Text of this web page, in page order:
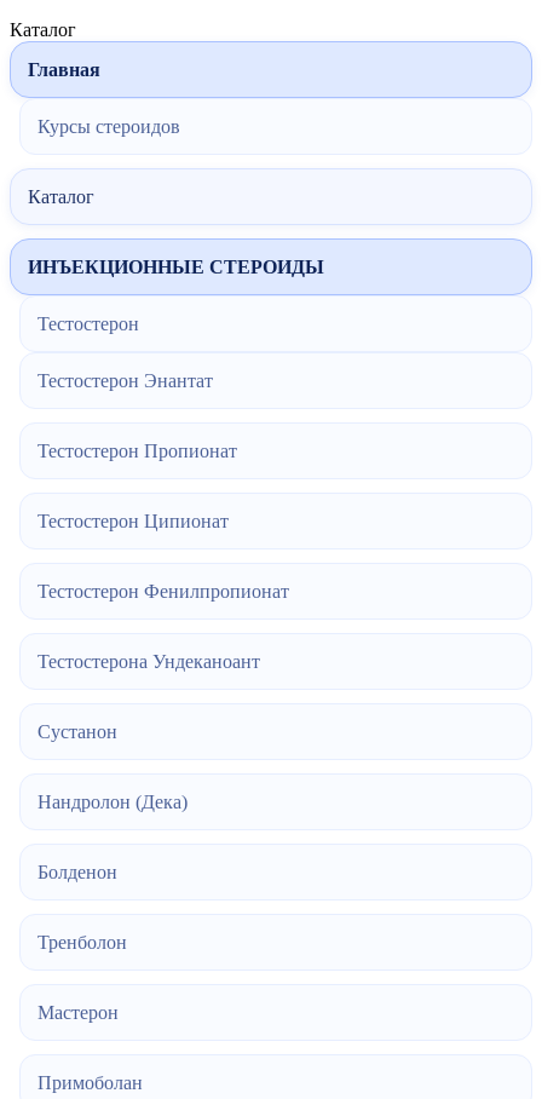
Каталог
Главная
Курсы стероидов
Каталог
ИНЪЕКЦИОННЫЕ СТЕРОИДЫ
Тестостерон
Тестостерон Энантат
Тестостерон Пропионат
Тестостерон Ципионат
Тестостерон Фенилпропионат
Тестостерона Ундеканоант
Сустанон
Нандролон (Дека)
Болденон
Тренболон
Мастерон
Примоболан